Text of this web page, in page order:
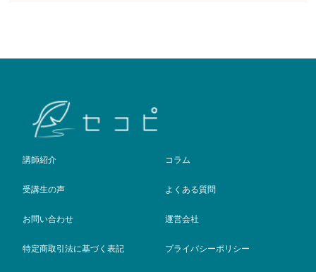
講師紹介 コラム
受講生の声 よくある質問
お問い合わせ 運営会社
特定商取引法に基づく表記 プライバシーポリシー